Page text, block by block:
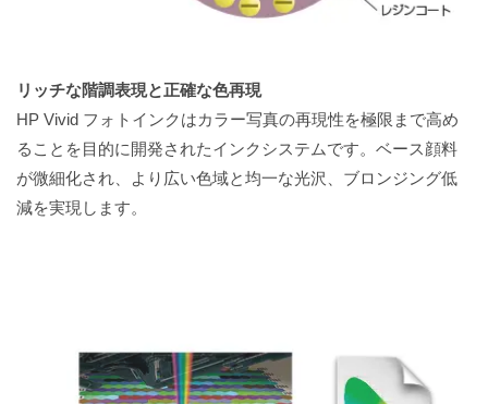
リッチな階調表現と正確な色再現
HP Vivid フォトインクはカラー写真の再現性を極限まで高め
ることを目的に開発されたインクシステムです。ベース顔料
が微細化され、より広い色域と均一な光沢、ブロンジング低
減を実現します。